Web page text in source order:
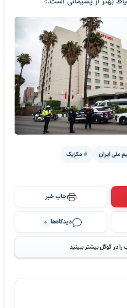
ملی ایران مکزیک
چاپ خبر
دیدگاه‌ها 0
را در گوگل بیشتر ببینید